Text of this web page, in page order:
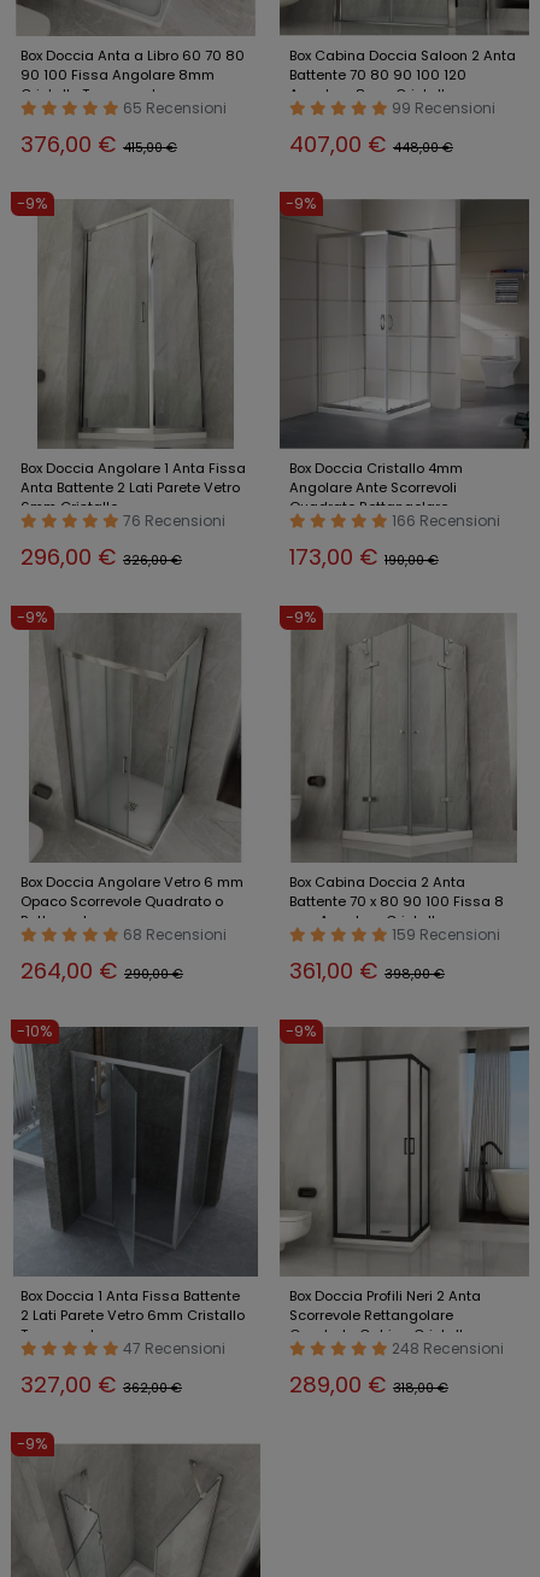
Box Doccia Anta a Libro 60 70 80
90 100 Fissa Angolare 8mm
Cristallo Trasparente
65 Recensioni
376,00 € 415,00 €
Box Cabina Doccia Saloon 2 Anta
Battente 70 80 90 100 120
Angolare 8mm Cristallo
99 Recensioni
407,00 € 448,00 €
-9%
Box Doccia Angolare 1 Anta Fissa
Anta Battente 2 Lati Parete Vetro
6mm Cristallo
76 Recensioni
296,00 € 326,00 €
-9%
Box Doccia Cristallo 4mm
Angolare Ante Scorrevoli
Quadrato Rettangolare
166 Recensioni
173,00 € 190,00 €
-9%
Box Doccia Angolare Vetro 6 mm
Opaco Scorrevole Quadrato o
Rettangolare
68 Recensioni
264,00 € 290,00 €
-9%
Box Cabina Doccia 2 Anta
Battente 70 x 80 90 100 Fissa 8
mm Angolare Cristallo
159 Recensioni
361,00 € 398,00 €
-10%
Box Doccia 1 Anta Fissa Battente
2 Lati Parete Vetro 6mm Cristallo
Trasparente
47 Recensioni
327,00 € 362,00 €
-9%
Box Doccia Profili Neri 2 Anta
Scorrevole Rettangolare
Quadrato Cabina Cristallo
248 Recensioni
289,00 € 318,00 €
-9%